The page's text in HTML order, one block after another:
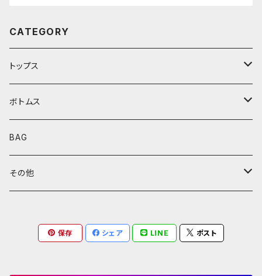
CATEGORY
トップス
ミリタリージャケット
スカジャン
スタジャン
デニムジャケット
ボトムス
オーバーオール
デニムパンツ
BAG
その他
保存 シェア LINE ポスト